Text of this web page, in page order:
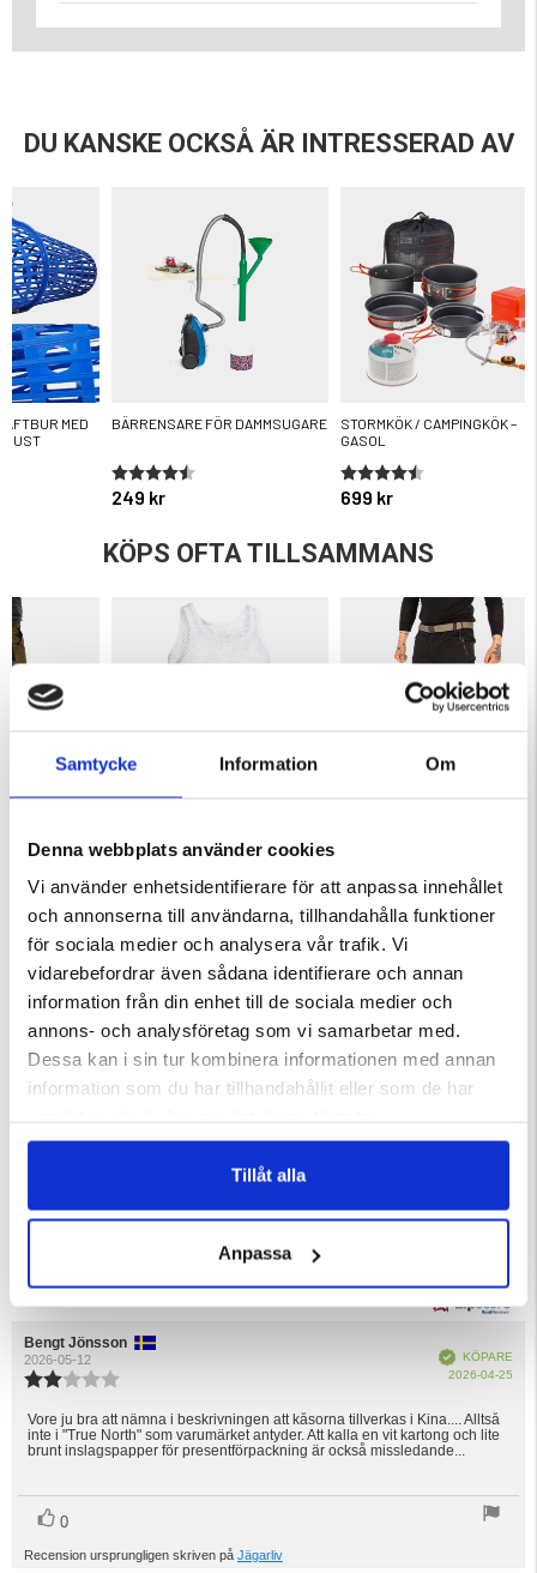
Samtycke Information Om
Denna webbplats använder cookies
Vi använder enhetsidentifierare för att anpassa innehållet
och annonserna till användarna, tillhandahålla funktioner
för sociala medier och analysera vår trafik. Vi
vidarebefordrar även sådana identifierare och annan
information från din enhet till de sociala medier och
annons- och analysföretag som vi samarbetar med.
Dessa kan i sin tur kombinera informationen med annan
information som du har tillhandahållit eller som de har
Tillåt alla
Anpassa
DU KANSKE OCKSÅ ÄR INTRESSERAD AV
MED
BÄRRENSARE FÖR DAMMSUGARE
249 kr
Betyg:
4.7 utav 5 stjärnor
STORMKÖK / CAMPINGKÖK –
GASOL
699 kr
Betyg:
4.4 utav 5 stjärnor
KÖPS OFTA TILLSAMMANS
129 kr
Betyg:
4.6 utav 5 stjärnor
595 kr
4.4 utav 5 stjärnor
Betyg: 5 utav 5 stjärnor
Betyg: 3 utav 5 stjärnor
2 röster
Betyg: 1 utav 5 stjärnor
4.7
Betyg:
utav
13 recensioner
Recensionsförfattare:
Bengt Jönsson
2026-05-12
utav
5
stjärnor
BekräftadKÖPARE
2026-04-25
Recensionstext:
Vore ju bra att nämna i beskrivningen att kåsorna tillverkas i Kina.... Alltså
inte i "True North" som varumärket antyder. Att kalla en vit kartong och lite
brunt inslagspapper för presentförpackning är också missledande...
Rösta
0
Recension ursprungligen skriven på Jägarliv